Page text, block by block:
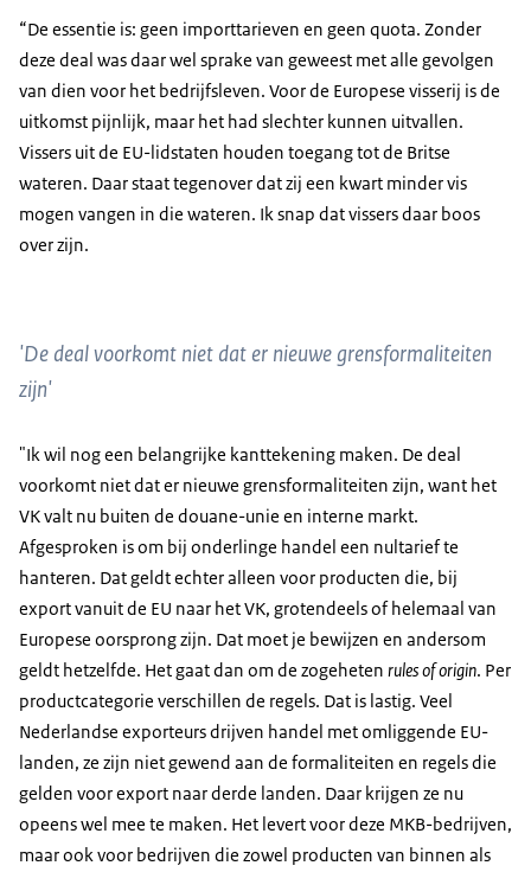
“De essentie is: geen importtarieven en geen quota. Zonder
deze deal was daar wel sprake van geweest met alle gevolgen
van dien voor het bedrijfsleven. Voor de Europese visserij is de
uitkomst pijnlijk, maar het had slechter kunnen uitvallen.
Vissers uit de EU-lidstaten houden toegang tot de Britse
wateren. Daar staat tegenover dat zij een kwart minder vis
mogen vangen in die wateren. Ik snap dat vissers daar boos
over zijn.
'De deal voorkomt niet dat er nieuwe grensformaliteiten
zijn'
"Ik wil nog een belangrijke kanttekening maken. De deal
voorkomt niet dat er nieuwe grensformaliteiten zijn, want het
VK valt nu buiten de douane-unie en interne markt.
Afgesproken is om bij onderlinge handel een nultarief te
hanteren. Dat geldt echter alleen voor producten die, bij
export vanuit de EU naar het VK, grotendeels of helemaal van
Europese oorsprong zijn. Dat moet je bewijzen en andersom
geldt hetzelfde. Het gaat dan om de zogeheten rules of origin. Per
productcategorie verschillen de regels. Dat is lastig. Veel
Nederlandse exporteurs drijven handel met omliggende EU-
landen, ze zijn niet gewend aan de formaliteiten en regels die
gelden voor export naar derde landen. Daar krijgen ze nu
opeens wel mee te maken. Het levert voor deze MKB-bedrijven,
maar ook voor bedrijven die zowel producten van binnen als